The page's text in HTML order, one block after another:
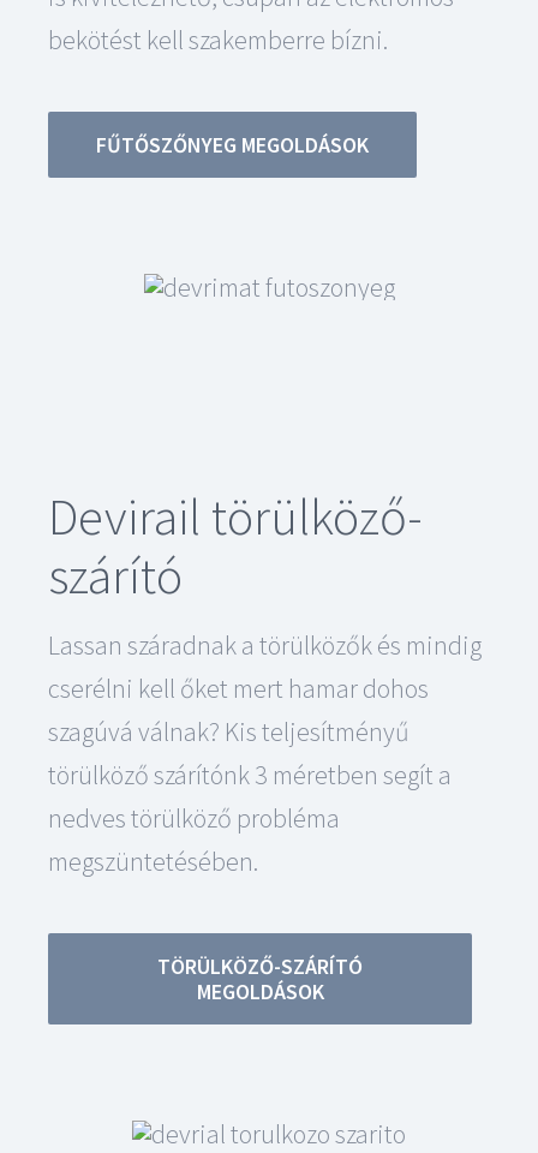
bekötést kell szakemberre bízni.
FŰTŐSZŐNYEG MEGOLDÁSOK
Devirail törülköző-
szárító
Lassan száradnak a törülközők és mindig
cserélni kell őket mert hamar dohos
szagúvá válnak? Kis teljesítményű
törülköző szárítónk 3 méretben segít a
nedves törülköző probléma
megszüntetésében.
TÖRÜLKÖZŐ-SZÁRÍTÓ
MEGOLDÁSOK